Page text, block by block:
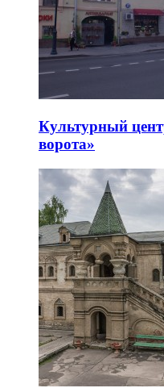
Культурный
ворота»